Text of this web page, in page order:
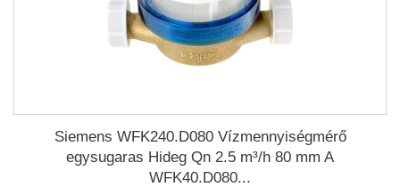
Siemens WFK240.D080 Vízmennyiségmérő
egysugaras Hideg Qn 2.5 m³/h 80 mm A
WFK40.D080...